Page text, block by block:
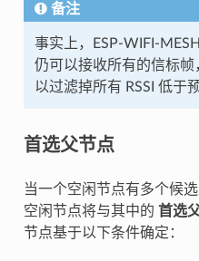
备注
事实上，ESP-WIFI-
仍可以接收所有的信标帧
以过滤掉所有 RSSI 低于
首选父节点
当一个空闲节点有多个候
空闲节点将与其中的 首选
节点基于以下条件确定：